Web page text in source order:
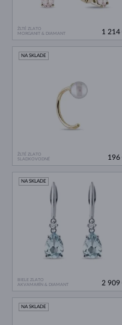
ŽLTÉ ZLATO
MORGANIT & DIAMANT
1 214
ŽLTÉ ZLATO
SLADKOVODNÉ
NA SKLADE
196
BIELE ZLATO
AKVAMARÍN & DIAMANT
NA SKLADE
2 909
NA SKLADE